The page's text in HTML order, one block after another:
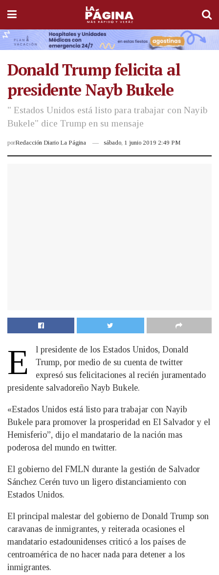
Donald Trump felicita al
presidente Nayb Bukele
" Estados Unidos está listo para trabajar con Nayib
Bukele" dice Trump en su mensaje
porRedacción Diario La Página sábado, 1 junio 2019 2:49 PM
E
l presidente de los Estados Unidos, Donald
Trump, por medio de su cuenta de twitter
expresó sus felicitaciones al recién juramentado
presidente salvadoreño Nayb Bukele.
«Estados Unidos está listo para trabajar con Nayib
Bukele para promover la prosperidad en El Salvador y el
Hemisferio”, dijo el mandatario de la nación mas
poderosa del mundo en twitter.
El gobierno del FMLN durante la gestión de Salvador
Sánchez Cerén tuvo un ligero distanciamiento con
Estados Unidos.
El principal malestar del gobierno de Donald Trump son
caravanas de inmigrantes, y reiterada ocasiones el
mandatario estadounidenses criticó a los países de
centroamérica de no hacer nada para detener a los
inmigrantes.